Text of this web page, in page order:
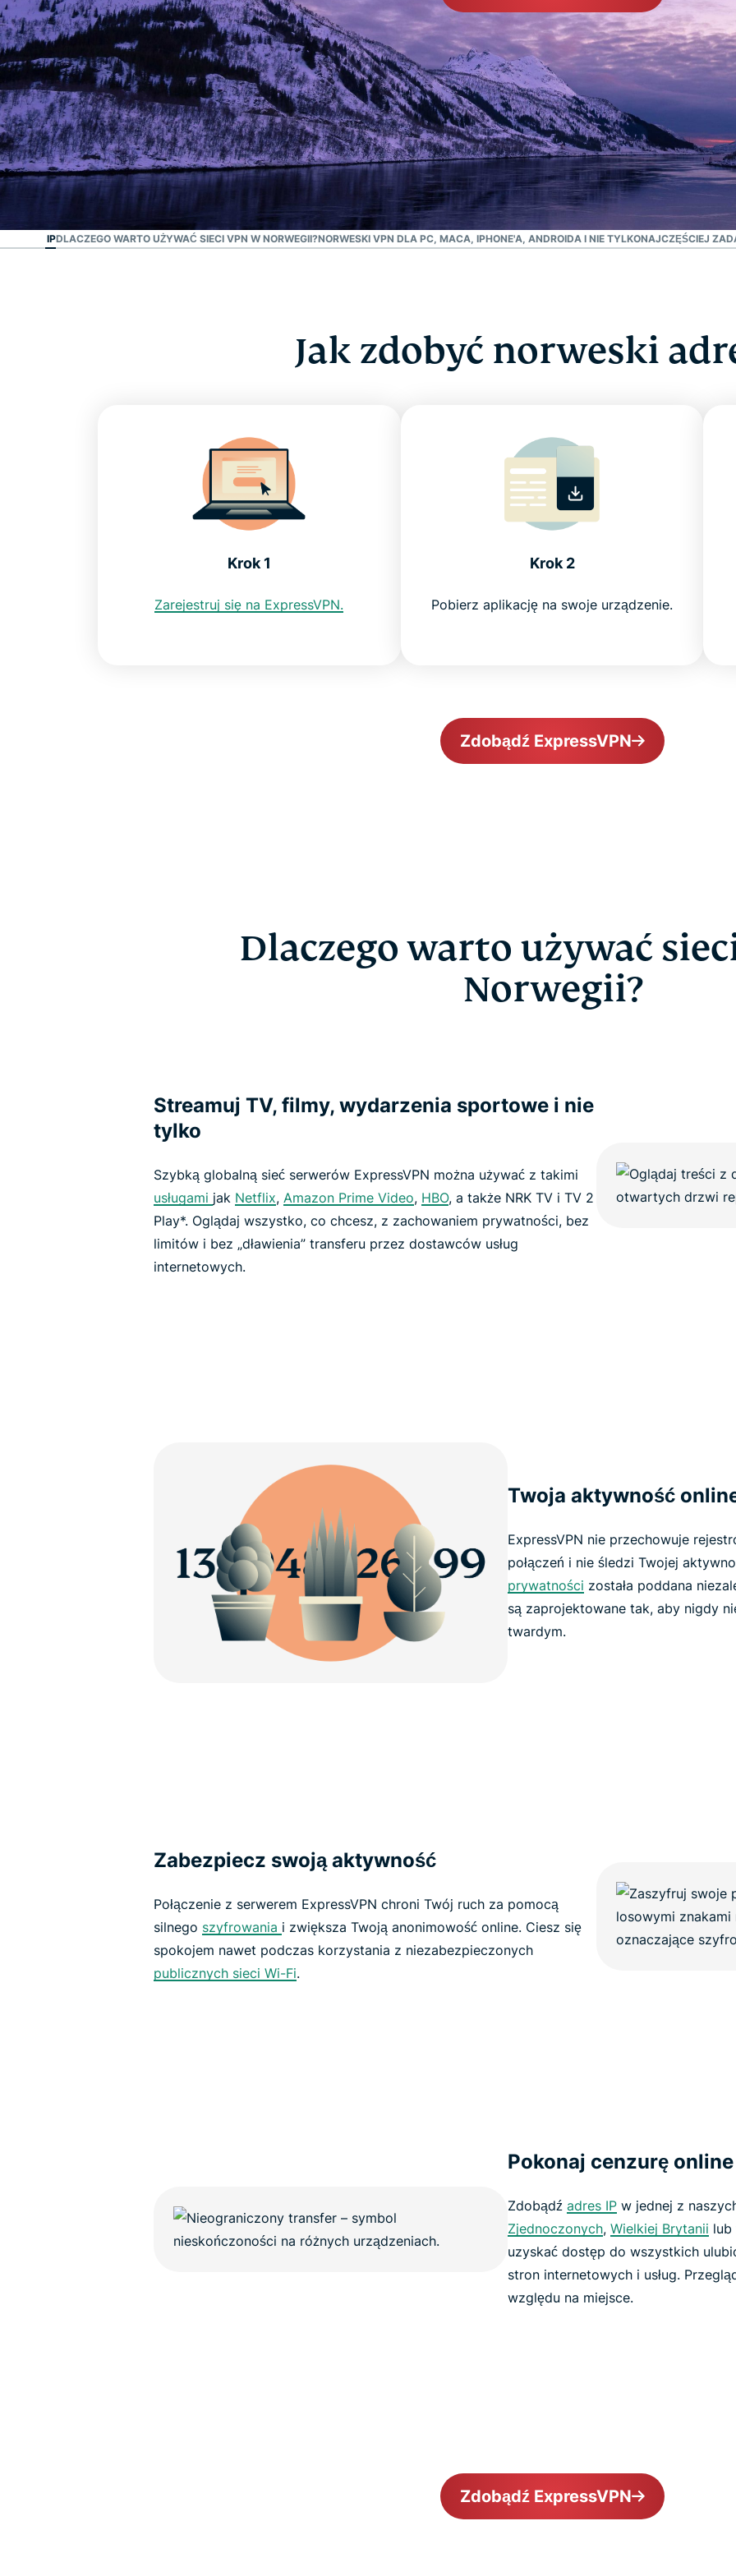
hasłami,
uwierzytelnianie
wieloskładnikowe
i nie tylko.
poufnym
przetwarzaniu
danych,
zapewniająca
inteligencję
opartą na
prywatności.
Identity
Defender
Potężny
zestaw
ochrony
#1 zaufany VPN
Najlepszy VPN dla
Norwegii
ADRES IPDLACZEGO WARTO UŻYWAĆ SIECI VPN W NORWEGII?NORWESKI VPN DLA PC, MACA, IPHONE'A, ANDROIDA I NIE TYLKONAJCZĘŚCIEJ
Jak zdobyć norweski
Krok 1
Zarejestruj się na ExpressVPN.
Krok 2
Pobierz aplikację na swoje urządzenie.
Zdobądź ExpressVPN
Dlaczego warto używać
Norwegii?
Streamuj TV, filmy, wydarzenia sportowe i nie
tylko
Szybką globalną sieć serwerów ExpressVPN można używać z takimi
usługami jak Netflix, Amazon Prime Video, HBO, a także NRK TV i TV 2
Play*. Oglądaj wszystko, co chcesz, z zachowaniem prywatności, bez
limitów i bez „dławienia” transferu przez dostawców usług
internetowych.
Twoja aktywność
ExpressVPN nie przechowuje
połączeń i nie śledzi Twojej
prywatności została poddana
są zaprojektowane tak, aby nigdy
twardym.
Zabezpiecz swoją aktywność
Połączenie z serwerem ExpressVPN chroni Twój ruch za pomocą
silnego szyfrowania i zwiększa Twoją anonimowość online. Ciesz się
spokojem nawet podczas korzystania z niezabezpieczonych
publicznych sieci Wi-Fi.
Pokonaj cenzurę
Zdobądź adres IPw jednej z
Zjednoczonych, Wielkiej Brytanii lub
uzyskać dostęp do wszystkich
stron internetowych i usług.
względu na miejsce.
Zdobądź ExpressVPN